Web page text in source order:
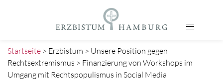
Startseite > Erzbistum > Unsere Position gegen
Rechtsextremismus > Finanzierung von Workshops im
Umgang mit Rechtspopulismus in Social Media